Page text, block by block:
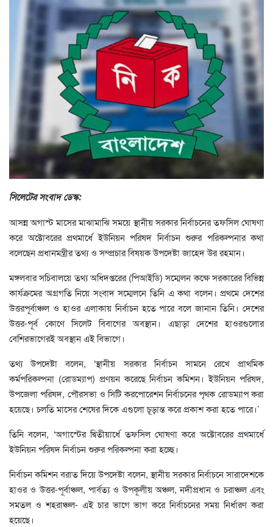
সিলেটের সংবাদ ডেস্ক:
আসন্ন অগাস্ট মাসের মাঝামাঝি সময়ে স্থানীয় সরকার নির্বাচনের তফসিল ঘোষণা
করে অক্টোবরের প্রথমার্ধে ইউনিয়ন পরিষদ নির্বাচন শুরুর পরিকল্পনার কথা
বলেছেন প্রধানমন্ত্রীর তথ্য ও সম্প্রচার বিষয়ক উপদেষ্টা জাহেদ উর রহমান।
মঙ্গলবার সচিবালয়ে তথ্য অধিদপ্তরের (পিআইডি) সম্মেলন কক্ষে সরকারের বিভিন্ন
কার্যক্রমের অগ্রগতি নিয়ে সংবাদ সম্মেলনে তিনি এ কথা বলেন। প্রথমে দেশের
উত্তরপূর্বাঞ্চল ও হাওর এলাকায় নির্বাচন হতে পারে বলে জানান তিনি। দেশের
উত্তর-পূর্ব কোণে সিলেট বিবাগের অবস্থান। এছাড়া দেশের হাওরগুলোর
বেশিরভাগেরই অবস্থান এই বিভাগে।
তথ্য উপদেষ্টা বলেন, ‘স্থানীয় সরকার নির্বাচন সামনে রেখে প্রাথমিক
কর্মপরিকল্পনা (রোডম্যাপ) প্রণয়ন করেছে নির্বাচন কমিশন। ইউনিয়ন পরিষদ,
উপজেলা পরিষদ, পৌরসভা ও সিটি করপোরেশন নির্বাচনের পৃথক রোডম্যাপ করা
হয়েছে। চলতি মাসের শেষের দিকে এগুলো চূড়ান্ত করে প্রকাশ করা হতে পারে।’
তিনি বলেন, ‘অগাস্টের দ্বিতীয়ার্ধে তফসিল ঘোষণা করে অক্টোবরের প্রথমার্ধে
ইউনিয়ন পরিষদ নির্বাচন শুরুর পরিকল্পনা করা হচ্ছে।
নির্বাচন কমিশন বরাত দিয়ে উপদেষ্টা বলেন, স্থানীয় সরকার নির্বাচনে সারাদেশকে
হাওর ও উত্তর-পূর্বাঞ্চল, পার্বত্য ও উপকূলীয় অঞ্চল, নদীপ্রধান ও চরাঞ্চল এবং
সমতল ও শহরাঞ্চল- এই চার ভাগে ভাগ করে নির্বাচনের সময় নির্ধারণ করা
হয়েছে।